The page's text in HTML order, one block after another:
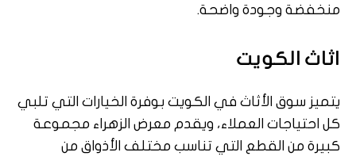
منخفضة وجودة واضحة.
اثاث الكويت
يتميز سوق الأثاث في الكويت بوفرة الخيارات التي تلبي
كل احتياجات العملاء، ويقدم معرض الزهراء مجموعة
كبيرة من القطع التي تناسب مختلف الأذواق من